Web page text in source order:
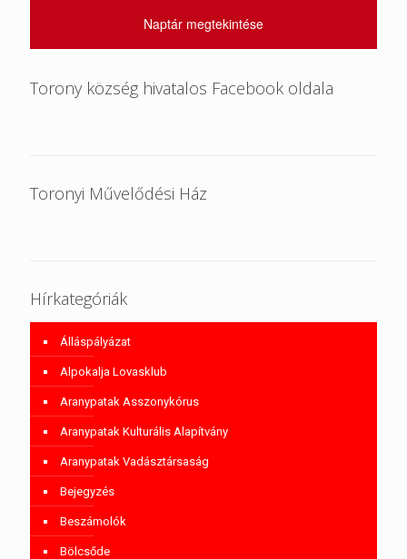
Naptár megtekintése
Torony község hivatalos Facebook oldala
Toronyi Művelődési Ház
Hírkategóriák
Álláspályázat
Alpokalja Lovasklub
Aranypatak Asszonykórus
Aranypatak Kulturális Alapítvány
Aranypatak Vadásztársaság
Bejegyzés
Beszámolók
Bölcsőde